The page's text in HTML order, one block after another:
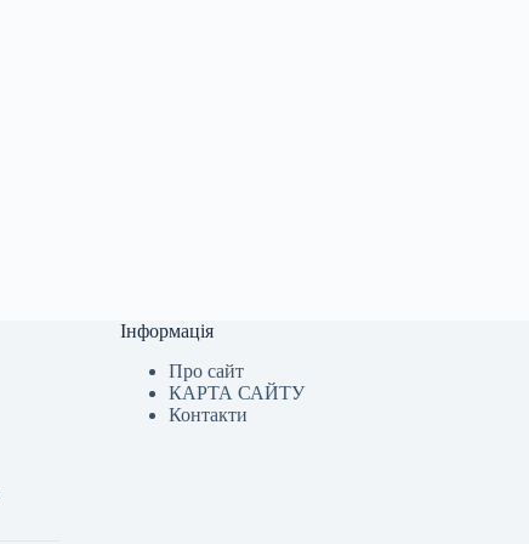
Інформація
Про сайт
КАРТА САЙТУ
Контакти